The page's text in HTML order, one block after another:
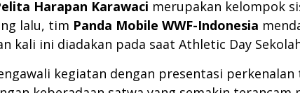
Harapan Karawaci merupakan kelompok
lalu, tim Panda Mobile WWF-Indonesia
kali ini diadakan pada saat Athletic Day
kegiatan dengan presentasi